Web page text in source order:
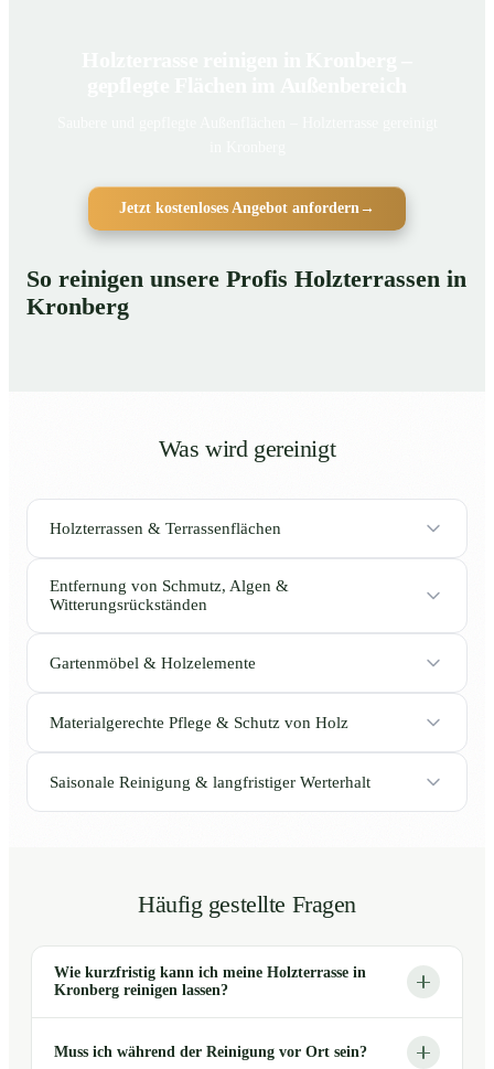
Jetzt kostenloses Angebot anfordern→
So reinigen unsere Profis Holzterrassen in
Kronberg
Was wird gereinigt
Holzterrassen & Terrassenflächen
Entfernung von Schmutz, Algen &
Witterungsrückständen
Gartenmöbel & Holzelemente
Materialgerechte Pflege & Schutz von Holz
Saisonale Reinigung & langfristiger Werterhalt
Häufig gestellte Fragen
Wie kurzfristig kann ich meine Holzterrasse in
Kronberg reinigen lassen?
Muss ich während der Reinigung vor Ort sein?